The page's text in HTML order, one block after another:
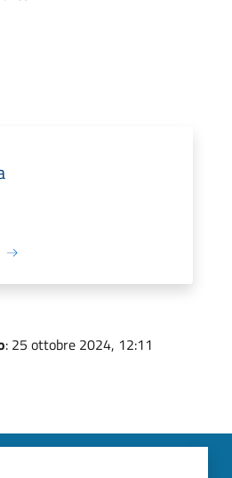
: 25 ottobre 2024, 12:11